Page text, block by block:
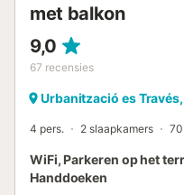
met balkon
9,0
67 recensies
Urbanització es
4 pers. 2 slaapkamers 70
WiFi, Parkeren op het
Handdoeken